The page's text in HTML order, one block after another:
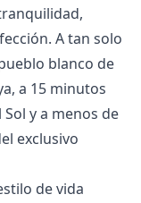
A tan solo
blanco de
a 15 minutos
y a menos de
exclusivo
de vida